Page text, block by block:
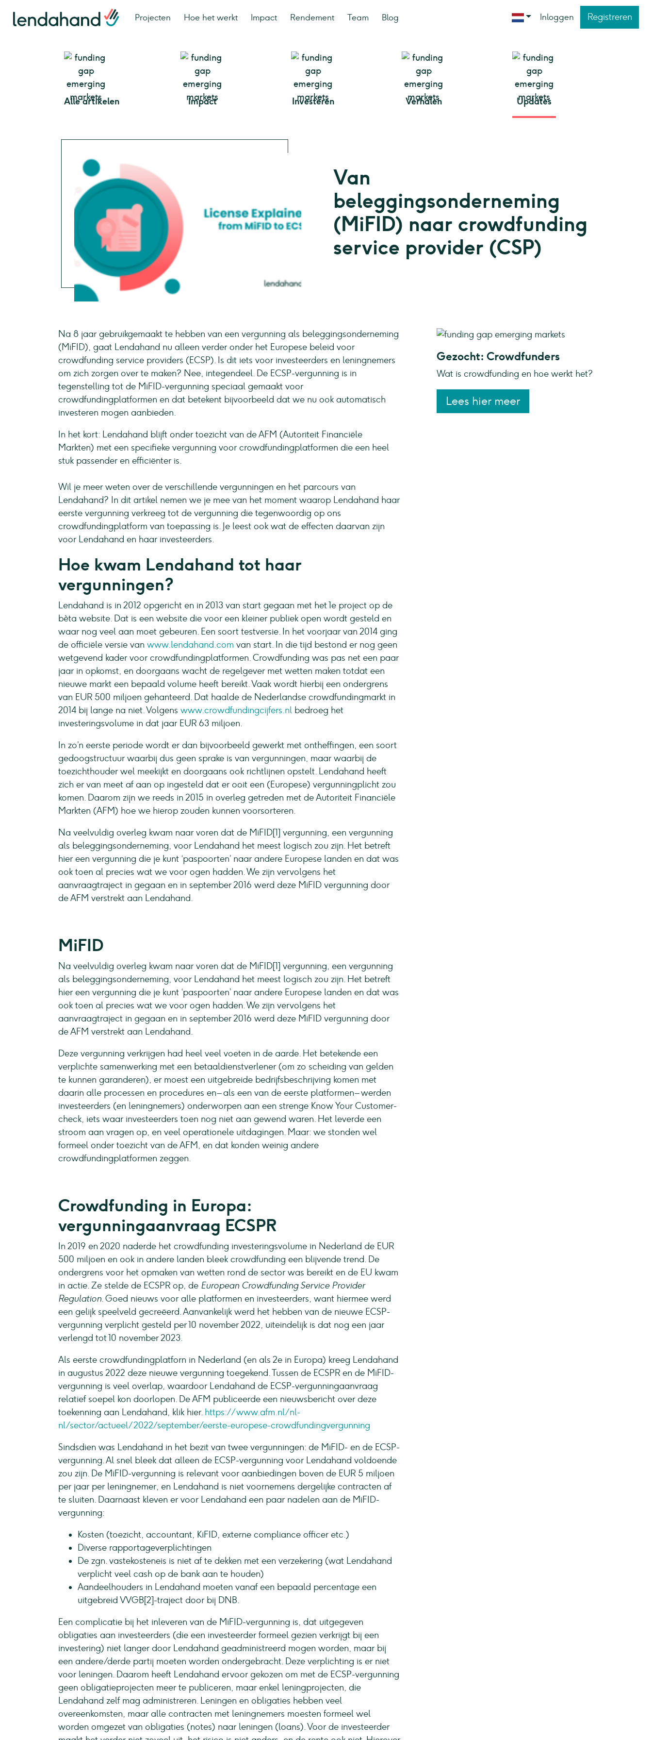
Projecten Hoe het werkt Impact Rendement Team Blog Inloggen Registreren
Alle artikelen Impact Investeren Verhalen Updates
Van
beleggingsonderneming
(MiFID) naar crowdfunding
service provider (CSP)
Na 8 jaar gebruikgemaakt te hebben van een vergunning als beleggingsonderneming
(MiFID), gaat Lendahand nu alleen verder onder het Europese beleid voor
crowdfunding service providers (ECSP). Is dit iets voor investeerders en leningnemers
om zich zorgen over te maken? Nee, integendeel. De ECSP-vergunning is in
tegenstelling tot de MiFID-vergunning speciaal gemaakt voor
crowdfundingplatformen en dat betekent bijvoorbeeld dat we nu ook automatisch
investeren mogen aanbieden.
In het kort: Lendahand blijft onder toezicht van de AFM (Autoriteit Financiële
Markten) met een specifieke vergunning voor crowdfundingplatformen die een heel
stuk passender en efficiënter is.
Wil je meer weten over de verschillende vergunningen en het parcours van
Lendahand? In dit artikel nemen we je mee van het moment waarop Lendahand haar
eerste vergunning verkreeg tot de vergunning die tegenwoordig op ons
crowdfundingplatform van toepassing is. Je leest ook wat de effecten daarvan zijn
voor Lendahand en haar investeerders.
Hoe kwam Lendahand tot haar
vergunningen?
Lendahand is in 2012 opgericht en in 2013 van start gegaan met het 1e project op de
bèta website. Dat is een website die voor een kleiner publiek open wordt gesteld en
waar nog veel aan moet gebeuren. Een soort testversie. In het voorjaar van 2014 ging
de officiële versie van www.lendahand.com van start. In die tijd bestond er nog geen
wetgevend kader voor crowdfundingplatformen. Crowdfunding was pas net een paar
jaar in opkomst, en doorgaans wacht de regelgever met wetten maken totdat een
nieuwe markt een bepaald volume heeft bereikt. Vaak wordt hierbij een ondergrens
van EUR 500 miljoen gehanteerd. Dat haalde de Nederlandse crowdfundingmarkt in
2014 bij lange na niet. Volgens www.crowdfundingcijfers.nl bedroeg het
investeringsvolume in dat jaar EUR 63 miljoen.
In zo’n eerste periode wordt er dan bijvoorbeeld gewerkt met ontheffingen, een soort
gedoogstructuur waarbij dus geen sprake is van vergunningen, maar waarbij de
toezichthouder wel meekijkt en doorgaans ook richtlijnen opstelt. Lendahand heeft
zich er van meet af aan op ingesteld dat er ooit een (Europese) vergunningplicht zou
komen. Daarom zijn we reeds in 2015 in overleg getreden met de Autoriteit Financiële
Markten (AFM) hoe we hierop zouden kunnen voorsorteren.
Na veelvuldig overleg kwam naar voren dat de MiFID[1] vergunning, een vergunning
als beleggingsonderneming, voor Lendahand het meest logisch zou zijn. Het betreft
hier een vergunning die je kunt ‘paspoorten’ naar andere Europese landen en dat was
ook toen al precies wat we voor ogen hadden. We zijn vervolgens het
aanvraagtraject in gegaan en in september 2016 werd deze MiFID vergunning door
de AFM verstrekt aan Lendahand.
MiFID
Na veelvuldig overleg kwam naar voren dat de MiFID[1] vergunning, een vergunning
als beleggingsonderneming, voor Lendahand het meest logisch zou zijn. Het betreft
hier een vergunning die je kunt ‘paspoorten’ naar andere Europese landen en dat was
ook toen al precies wat we voor ogen hadden. We zijn vervolgens het
aanvraagtraject in gegaan en in september 2016 werd deze MiFID vergunning door
de AFM verstrekt aan Lendahand.
Deze vergunning verkrijgen had heel veel voeten in de aarde. Het betekende een
verplichte samenwerking met een betaaldienstverlener (om zo scheiding van gelden
te kunnen garanderen), er moest een uitgebreide bedrijfsbeschrijving komen met
daarin alle processen en procedures en – als een van de eerste platformen – werden
investeerders (en leningnemers) onderworpen aan een strenge Know Your Customer-
check, iets waar investeerders toen nog niet aan gewend waren. Het leverde een
stroom aan vragen op, en veel operationele uitdagingen. Maar: we stonden wel
formeel onder toezicht van de AFM, en dat konden weinig andere
crowdfundingplatformen zeggen.
Crowdfunding in Europa:
vergunningaanvraag ECSPR
In 2019 en 2020 naderde het crowdfunding investeringsvolume in Nederland de EUR
500 miljoen en ook in andere landen bleek crowdfunding een blijvende trend. De
ondergrens voor het opmaken van wetten rond de sector was bereikt en de EU kwam
in actie. Ze stelde de ECSPR op, de European Crowdfunding Service Provider
Regulation. Goed nieuws voor alle platformen en investeerders, want hiermee werd
een gelijk speelveld gecreëerd. Aanvankelijk werd het hebben van de nieuwe ECSP-
vergunning verplicht gesteld per 10 november 2022, uiteindelijk is dat nog een jaar
verlengd tot 10 november 2023.
Als eerste crowdfundingplatforn in Nederland (en als 2e in Europa) kreeg Lendahand
in augustus 2022 deze nieuwe vergunning toegekend. Tussen de ECSPR en de MiFID-
vergunning is veel overlap, waardoor Lendahand de ECSP-vergunningaanvraag
relatief soepel kon doorlopen. De AFM publiceerde een nieuwsbericht over deze
toekenning aan Lendahand, klik hier. https://www.afm.nl/nl-
nl/sector/actueel/2022/september/eerste-europese-crowdfundingvergunning
Sindsdien was Lendahand in het bezit van twee vergunningen: de MiFID- en de ECSP-
vergunning. Al snel bleek dat alleen de ECSP-vergunning voor Lendahand voldoende
zou zijn. De MiFID-vergunning is relevant voor aanbiedingen boven de EUR 5 miljoen
per jaar per leningnemer, en Lendahand is niet voornemens dergelijke contracten af
te sluiten. Daarnaast kleven er voor Lendahand een paar nadelen aan de MiFID-
vergunning:
Kosten (toezicht, accountant, KiFID, externe compliance officer etc.)
Diverse rapportageverplichtingen
De zgn. vastekosteneis is niet af te dekken met een verzekering (wat Lendahand
verplicht veel cash op de bank aan te houden)
Aandeelhouders in Lendahand moeten vanaf een bepaald percentage een
uitgebreid VVGB[2]-traject door bij DNB.
Een complicatie bij het inleveren van de MiFID-vergunning is, dat uitgegeven
obligaties aan investeerders (die een investeerder formeel gezien verkrijgt bij een
investering) niet langer door Lendahand geadministreerd mogen worden, maar bij
een andere/derde partij moeten worden ondergebracht. Deze verplichting is er niet
voor leningen. Daarom heeft Lendahand ervoor gekozen om met de ECSP-vergunning
geen obligatieprojecten meer te publiceren, maar enkel leningprojecten, die
Lendahand zelf mag administreren. Leningen en obligaties hebben veel
overeenkomsten, maar alle contracten met leningnemers moesten formeel wel
worden omgezet van obligaties (notes) naar leningen (loans). Voor de investeerder
Gezocht: Crowdfunders
Wat is crowdfunding en hoe werkt het?
Lees hier meer